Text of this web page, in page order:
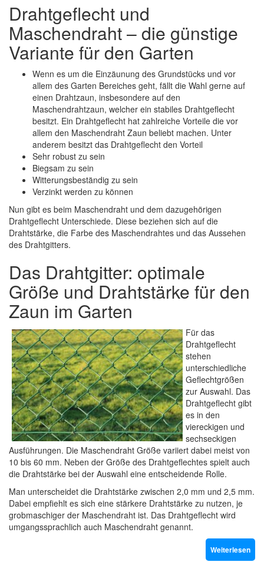
Drahtgeflecht und
Maschendraht – die günstige
Variante für den Garten
Wenn es um die Einzäunung des Grundstücks und vor
allem des Garten Bereiches geht, fällt die Wahl gerne auf
einen Drahtzaun, insbesondere auf den
Maschendrahtzaun, welcher ein stabiles Drahtgeflecht
besitzt. Ein Drahtgeflecht hat zahlreiche Vorteile die vor
allem den Maschendraht Zaun beliebt machen. Unter
anderem besitzt das Drahtgeflecht den Vorteil
Sehr robust zu sein
Biegsam zu sein
Witterungsbeständig zu sein
Verzinkt werden zu können
Nun gibt es beim Maschendraht und dem dazugehörigen
Drahtgeflecht Unterschiede. Diese beziehen sich auf die
Drahtstärke, die Farbe des Maschendrahtes und das Aussehen
des Drahtgitters.
Das Drahtgitter: optimale
Größe und Drahtstärke für den
Zaun im Garten
Für das
Drahtgeflecht
stehen
unterschiedliche
Geflechtgrößen
zur Auswahl. Das
Drahtgeflecht gibt
es in den
viereckigen und
sechseckigen
Ausführungen. Die Maschendraht Größe variiert dabei meist von
10 bis 60 mm. Neben der Größe des Drahtgeflechtes spielt auch
die Drahtstärke bei der Auswahl eine entscheidende Rolle.
Man unterscheidet die Drahtstärke zwischen 2,0 mm und 2,5 mm.
Dabei empfiehlt es sich eine stärkere Drahtstärke zu nutzen, je
grobmaschiger der Maschendraht ist. Das Drahtgeflecht wird
umgangssprachlich auch Maschendraht genannt.
Weiterlesen